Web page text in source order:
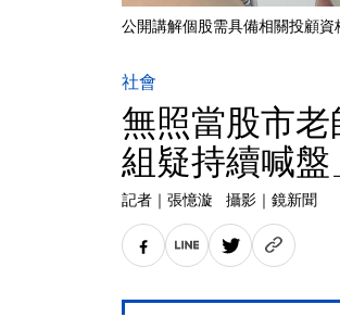
公開講解個股需具備相關投顧資
社會
無照當股市
組疑持續喊盤
記者 ｜ 張憶漩 攝影 ｜ 鏡新聞